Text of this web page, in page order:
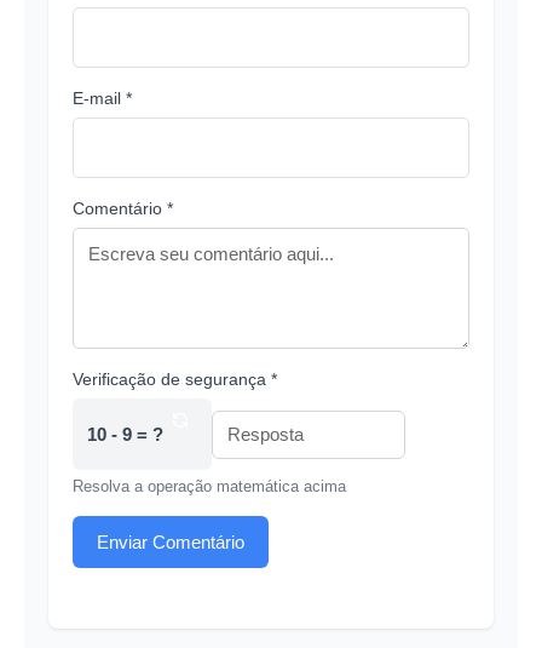
E-mail *
Comentário *
Verificação de segurança *
10 - 9 = ?
Resolva a operação matemática acima
Enviar Comentário